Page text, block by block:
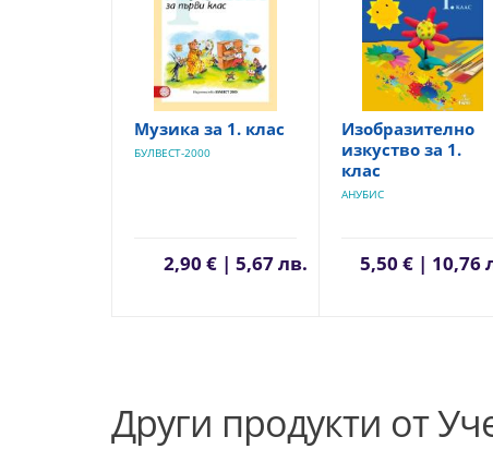
Музика за 1. клас
БУЛВЕСТ-2000
2,90 € | 5,67 лв.
Изобразително
изкуство за 1.
клас
АНУБИС
5,50 € | 10,76
Други продукти от